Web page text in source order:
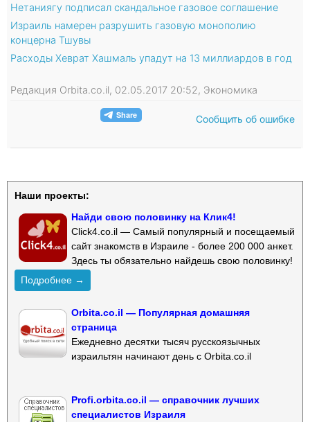
Нетаниягу подписал скандальное газовое соглашение
Израиль намерен разрушить газовую монополию
концерна Тшувы
Расходы Хеврат Хашмаль упадут на 13 миллиардов в год
Редакция Orbita.co.il, 02.05.2017 20:52, Экономика
Сообщить об ошибке
Наши проекты:
Найди свою половинку на Клик4!
Click4.co.il — Самый популярный и посещаемый
сайт знакомств в Израиле - более 200 000 анкет.
Здесь ты обязательно найдешь свою половинку!
Подробнее →
Orbita.co.il — Популярная домашняя
страница
Ежедневно десятки тысяч русскоязычных
израильтян начинают день с Orbita.co.il
Profi.orbita.co.il — справочник лучших
специалистов Израиля